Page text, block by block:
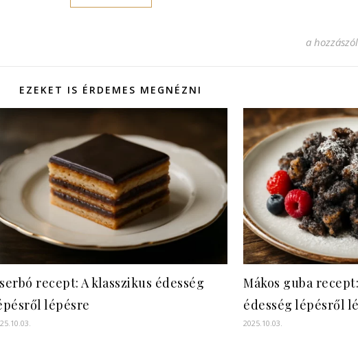
Cantuccini
a
EZEKET IS ÉRDEMES MEGNÉZNI
recept: A klasszikus édesség
lépésre
Mákos guba
édesség lépésről
2025.10.03.